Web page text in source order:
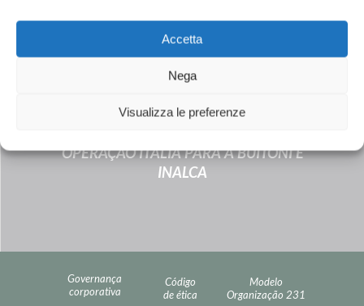
Accetta
Nega
Visualizza le preferenze
OPERAÇÃO ITÁLIA PARA A BUITONI E
INALCA
Governança
corporativa
Código
de ética
Modelo
Organização 231